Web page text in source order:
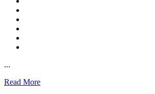
...
Read More